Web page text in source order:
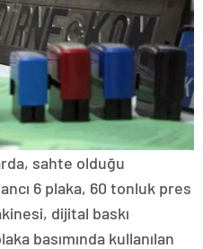
sahte olduğu
6 plaka, 60 tonluk pres
dijital baskı
basımında kullanılan